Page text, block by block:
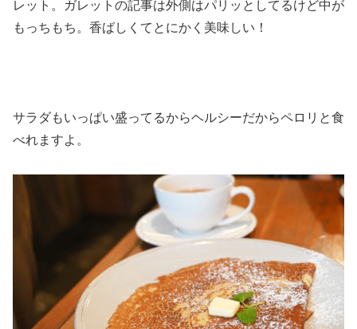
レット。ガレットの記事は外側はパリッとしてるけど中が
もっちもち。香ばしくてとにかく美味しい！
サラダもいっぱい盛ってるからヘルシーだからペロリと食
べれますよ。